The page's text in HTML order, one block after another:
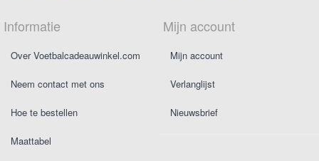
Informatie
Over Voetbalcadeauwinkel.com
Neem contact met ons
Hoe te bestellen
Maattabel
Mijn account
Mijn account
Verlanglijst
Nieuwsbrief